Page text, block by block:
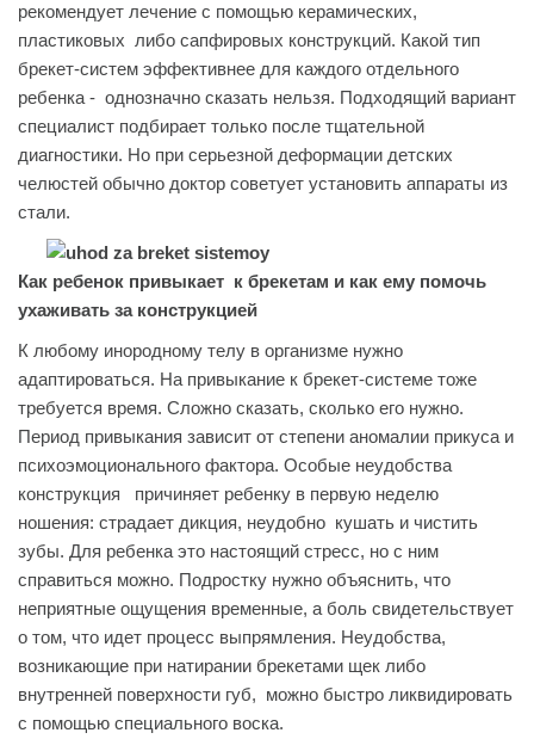
рекомендует лечение с помощью керамических,
пластиковых либо сапфировых конструкций. Какой тип
брекет-систем эффективнее для каждого отдельного
ребенка - однозначно сказать нельзя. Подходящий вариант
специалист подбирает только после тщательной
диагностики. Но при серьезной деформации детских
челюстей обычно доктор советует установить аппараты из
стали.
Как ребенок привыкает к брекетам и как ему помочь
ухаживать за конструкцией
К любому инородному телу в организме нужно
адаптироваться. На привыкание к брекет-системе тоже
требуется время. Сложно сказать, сколько его нужно.
Период привыкания зависит от степени аномалии прикуса и
психоэмоционального фактора. Особые неудобства
конструкция причиняет ребенку в первую неделю
ношения: страдает дикция, неудобно кушать и чистить
зубы. Для ребенка это настоящий стресс, но с ним
справиться можно. Подростку нужно объяснить, что
неприятные ощущения временные, а боль свидетельствует
о том, что идет процесс выпрямления. Неудобства,
возникающие при натирании брекетами щек либо
внутренней поверхности губ, можно быстро ликвидировать
с помощью специального воска.